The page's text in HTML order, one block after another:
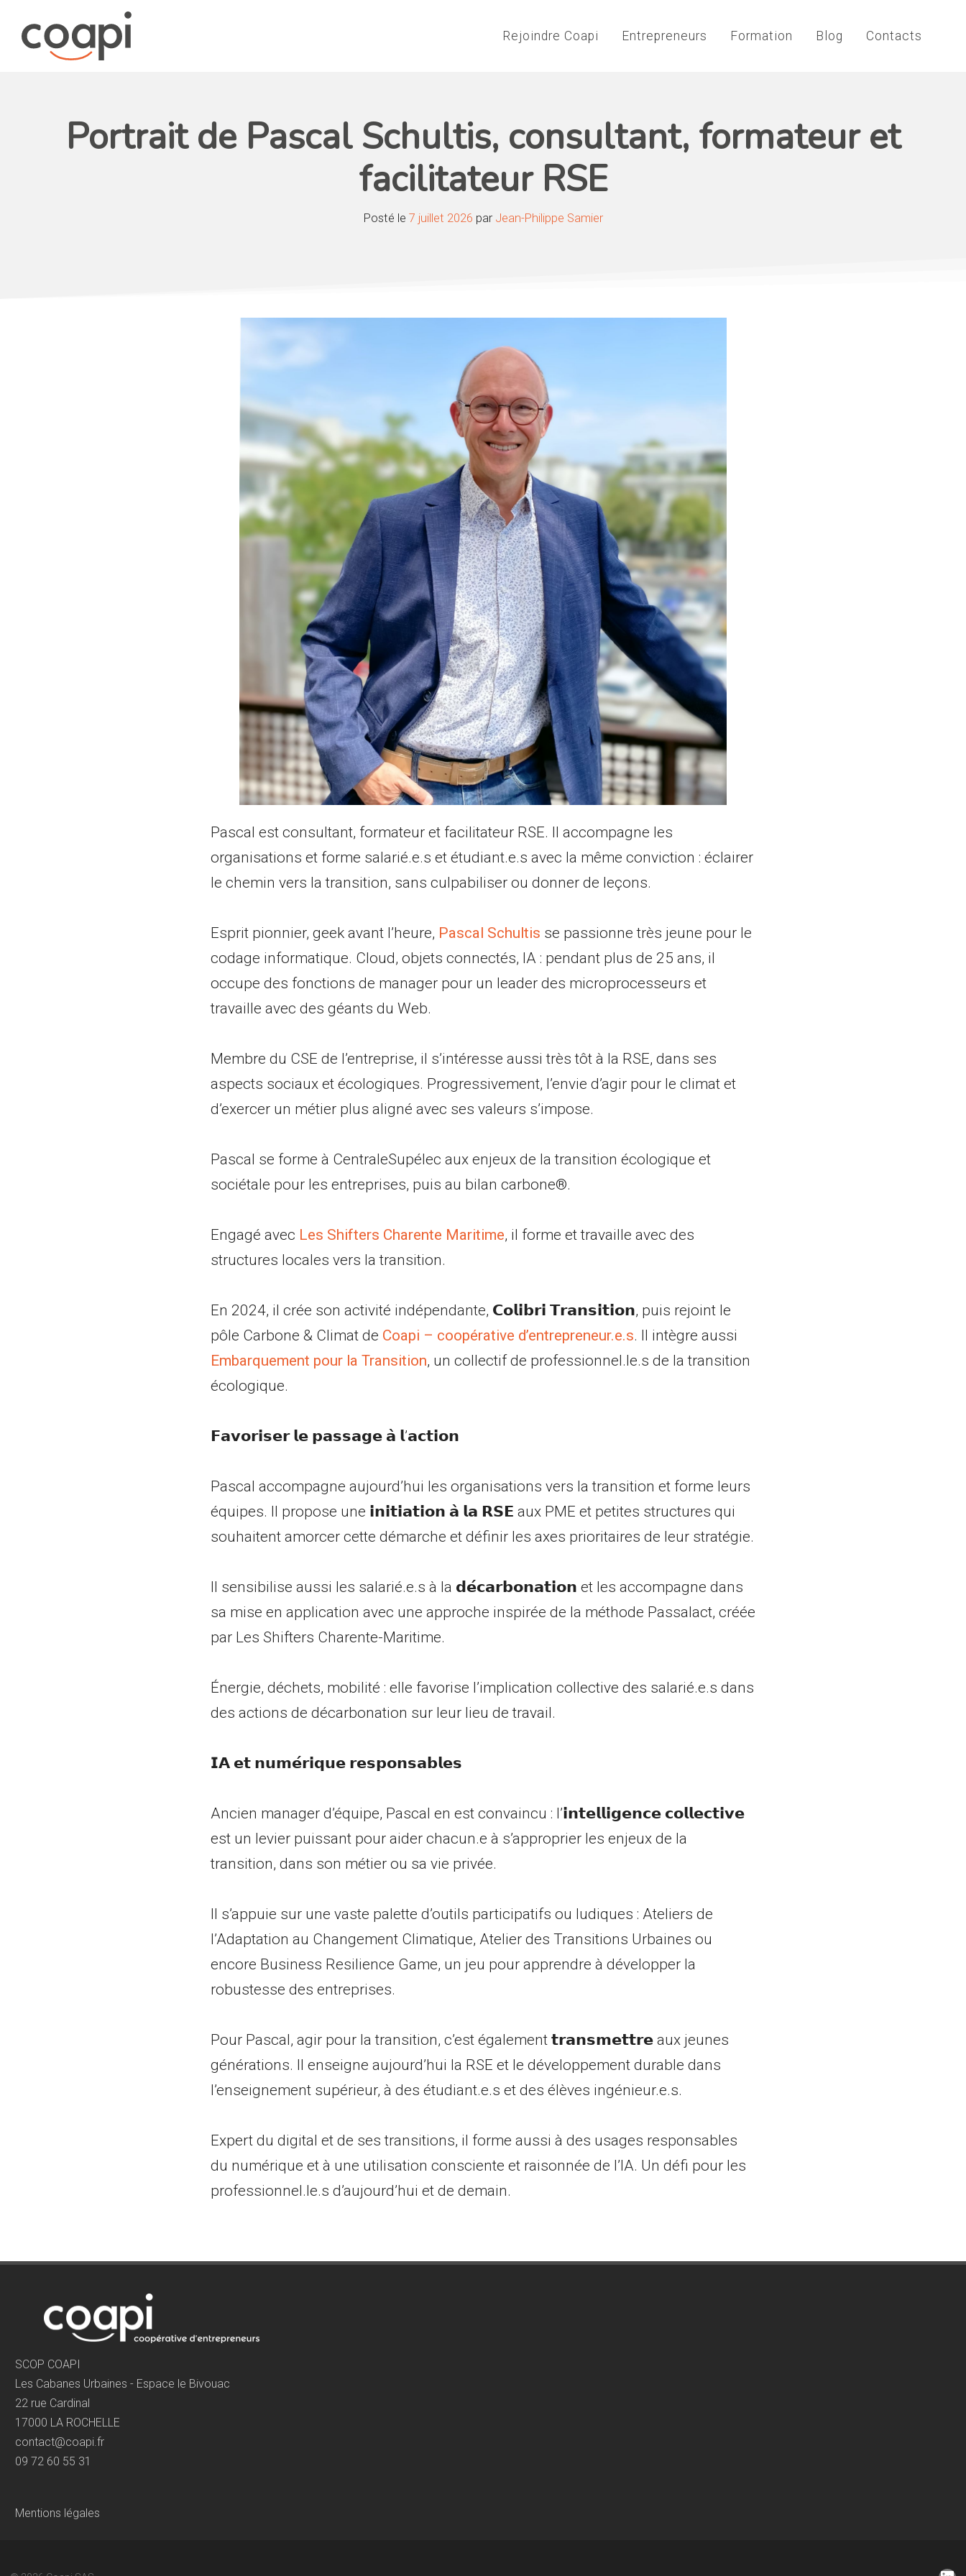
Rejoindre Coapi Entrepreneurs Formation Blog Contacts
Portrait de Pascal Schultis, consultant, formateur et
facilitateur RSE
Posté le 7 juillet 2026 par Jean-Philippe Samier
Pascal est consultant, formateur et facilitateur RSE. Il accompagne les
organisations et forme salarié.e.s et étudiant.e.s avec la même conviction : éclairer
le chemin vers la transition, sans culpabiliser ou donner de leçons.
Esprit pionnier, geek avant l’heure, Pascal Schultis se passionne très jeune pour le
codage informatique. Cloud, objets connectés, IA : pendant plus de 25 ans, il
occupe des fonctions de manager pour un leader des microprocesseurs et
travaille avec des géants du Web.
Membre du CSE de l’entreprise, il s’intéresse aussi très tôt à la RSE, dans ses
aspects sociaux et écologiques. Progressivement, l’envie d’agir pour le climat et
d’exercer un métier plus aligné avec ses valeurs s’impose.
Pascal se forme à CentraleSupélec aux enjeux de la transition écologique et
sociétale pour les entreprises, puis au bilan carbone®.
Engagé avec Les Shifters Charente Maritime, il forme et travaille avec des
structures locales vers la transition.
En 2024, il crée son activité indépendante, 𝗖𝗼𝗹𝗶𝗯𝗿𝗶 𝗧𝗿𝗮𝗻𝘀𝗶𝘁𝗶𝗼𝗻, puis rejoint le
pôle Carbone & Climat de Coapi – coopérative d’entrepreneur.e.s. Il intègre aussi
Embarquement pour la Transition, un collectif de professionnel.le.s de la transition
écologique.
𝗙𝗮𝘃𝗼𝗿𝗶𝘀𝗲𝗿 𝗹𝗲 𝗽𝗮𝘀𝘀𝗮𝗴𝗲 𝗮̀ 𝗹’𝗮𝗰𝘁𝗶𝗼𝗻
Pascal accompagne aujourd’hui les organisations vers la transition et forme leurs
équipes. Il propose une 𝗶𝗻𝗶𝘁𝗶𝗮𝘁𝗶𝗼𝗻 𝗮̀ 𝗹𝗮 𝗥𝗦𝗘 aux PME et petites structures qui
souhaitent amorcer cette démarche et définir les axes prioritaires de leur stratégie.
Il sensibilise aussi les salarié.e.s à la 𝗱𝗲́𝗰𝗮𝗿𝗯𝗼𝗻𝗮𝘁𝗶𝗼𝗻 et les accompagne dans
sa mise en application avec une approche inspirée de la méthode Passalact, créée
par Les Shifters Charente-Maritime.
Énergie, déchets, mobilité : elle favorise l’implication collective des salarié.e.s dans
des actions de décarbonation sur leur lieu de travail.
𝗜𝗔 𝗲𝘁 𝗻𝘂𝗺𝗲́𝗿𝗶𝗾𝘂𝗲 𝗿𝗲𝘀𝗽𝗼𝗻𝘀𝗮𝗯𝗹𝗲𝘀
Ancien manager d’équipe, Pascal en est convaincu : l’𝗶𝗻𝘁𝗲𝗹𝗹𝗶𝗴𝗲𝗻𝗰𝗲 𝗰𝗼𝗹𝗹𝗲𝗰𝘁𝗶𝘃𝗲
est un levier puissant pour aider chacun.e à s’approprier les enjeux de la
transition, dans son métier ou sa vie privée.
Il s’appuie sur une vaste palette d’outils participatifs ou ludiques : Ateliers de
l’Adaptation au Changement Climatique, Atelier des Transitions Urbaines ou
encore Business Resilience Game, un jeu pour apprendre à développer la
robustesse des entreprises.
Pour Pascal, agir pour la transition, c’est également 𝘁𝗿𝗮𝗻𝘀𝗺𝗲𝘁𝘁𝗿𝗲 aux jeunes
générations. Il enseigne aujourd’hui la RSE et le développement durable dans
l’enseignement supérieur, à des étudiant.e.s et des élèves ingénieur.e.s.
Expert du digital et de ses transitions, il forme aussi à des usages responsables
du numérique et à une utilisation consciente et raisonnée de l’IA. Un défi pour les
professionnel.le.s d’aujourd’hui et de demain.
SCOP COAPI
Les Cabanes Urbaines - Espace le Bivouac
22 rue Cardinal
17000 LA ROCHELLE
contact@coapi.fr
09 72 60 55 31
Mentions légales